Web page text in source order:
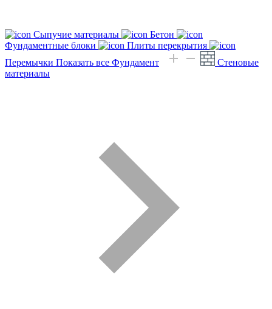
Сыпучие материалы
Бетон
Фундаментные блоки
Плиты перекрытия
Перемычки Показать все Фундамент
Стеновые
материалы